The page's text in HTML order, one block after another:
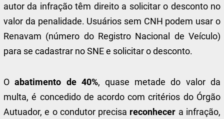
autor da infração têm direito a solicitar o desconto no
valor da penalidade. Usuários sem CNH podem usar o
Renavam (número do Registro Nacional de Veículo)
para se cadastrar no SNE e solicitar o desconto.
Oabatimento de 40%, quase metade do valor da
multa, é concedido de acordo com critérios do Órgão
Autuador, e o condutor precisa reconhecer a infração,